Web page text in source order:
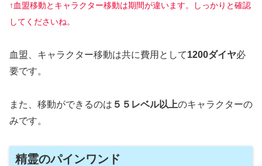
↑血盟移動とキャラクター移動は期間が違います。しっかりと確認
してくださいね。
血盟、キャラクター移動は共に費用として1200ダイヤ必
要です。
また、移動ができるのは ５５レベル以上のキャラクターの
みです。
精霊のパインワンド